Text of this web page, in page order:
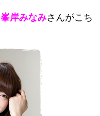
峯岸みなみさんがこち